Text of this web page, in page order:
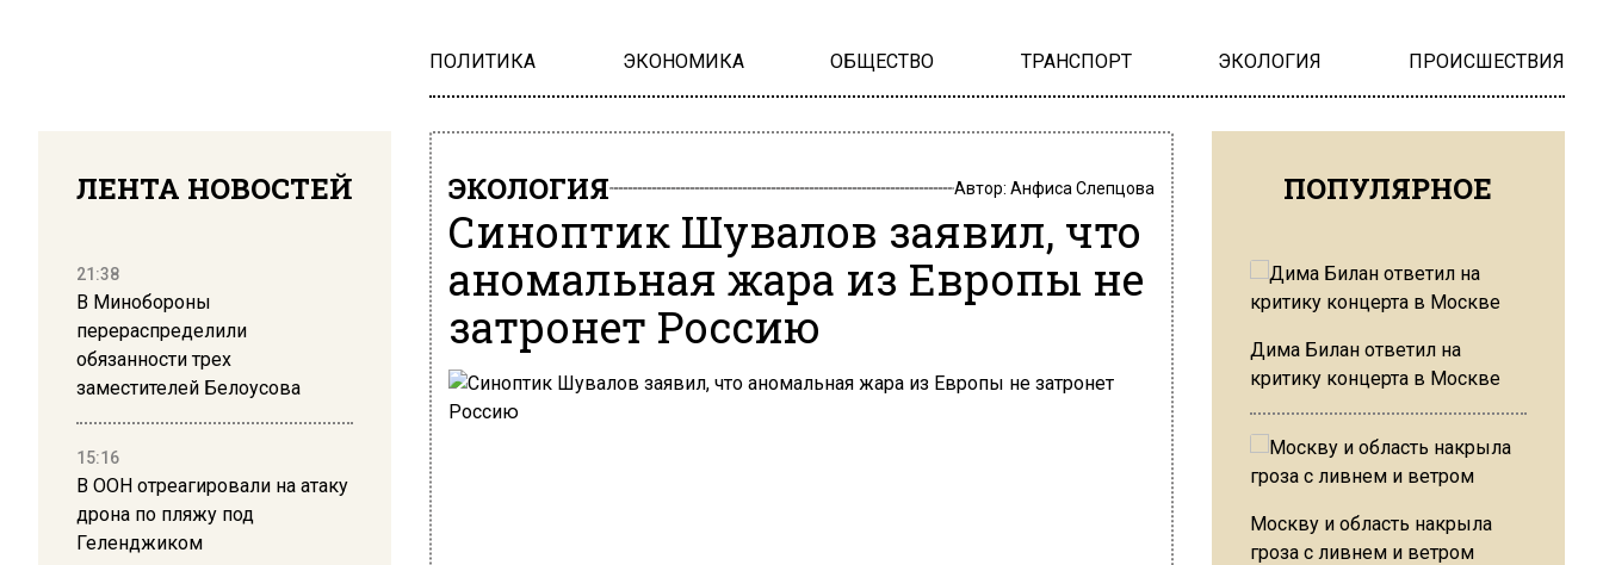
ПОЛИТИКА ЭКОНОМИКА ОБЩЕСТВО ТРАНСПОРТ ЭКОЛОГИЯ ПРОИСШЕСТВИЯ
ЛЕНТА НОВОСТЕЙ
21:38
В Минобороны
перераспределили
обязанности трех
заместителей Белоусова
15:16
В ООН отреагировали на атаку
дрона по пляжу под
Геленджиком
ЭКОЛОГИЯ Автор: Анфиса Слепцова
Синоптик Шувалов заявил, что
аномальная жара из Европы не
затронет Россию
ПОПУЛЯРНОЕ
Дима Билан ответил на
критику концерта в Москве
Москву и область накрыла
гроза с ливнем и ветром